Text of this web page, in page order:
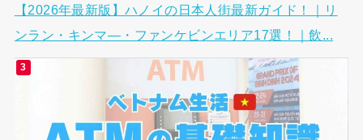
【2026年最新版】ハノイの日本人街最新ガイド！｜リ
ンラン・キンマ―・ファンケビンエリア17選！｜飲...